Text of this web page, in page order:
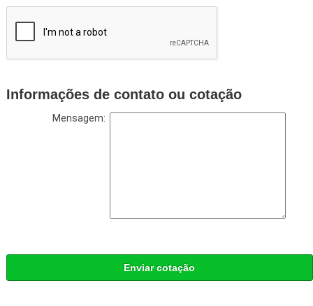
Informações de contato ou cotação
Mensagem:
Enviar cotação